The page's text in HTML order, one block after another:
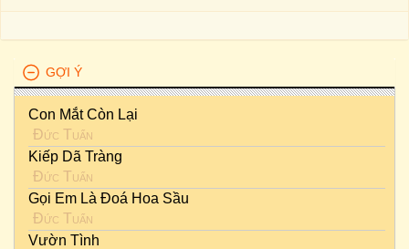
GỢI Ý
Con Mắt Còn Lại
Đức Tuấn
Kiếp Dã Tràng
Đức Tuấn
Gọi Em Là Đoá Hoa Sầu
Đức Tuấn
Vườn Tình